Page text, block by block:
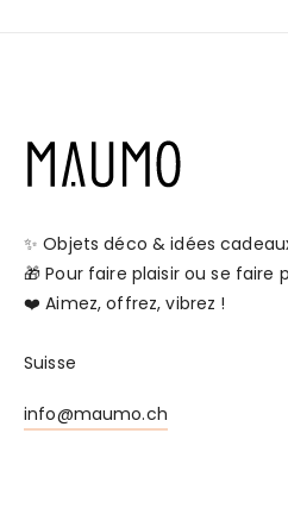
✨ Objets déco & idées
🎁 Pour faire plaisir ou se faire
❤️ Aimez, offrez, vibrez !
Suisse
info@maumo.ch